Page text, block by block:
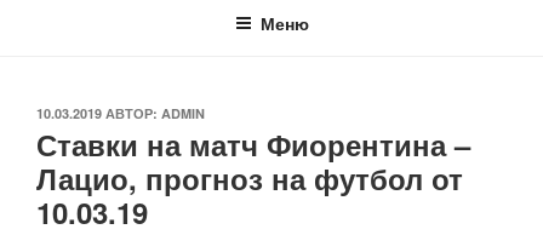
Меню
ОПУБЛИКОВАНО
10.03.2019 АВТОР: ADMIN
Ставки на матч Фиорентина –
Лацио, прогноз на футбол от
10.03.19